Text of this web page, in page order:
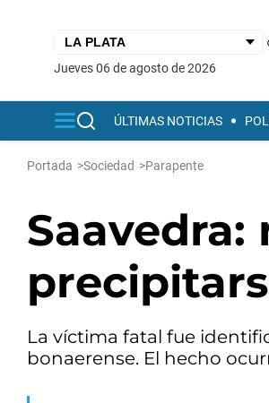
jueves 06 de agosto de 2026
ÚLTIMAS NOTICIAS
Portada >Sociedad >Parapente
La víctima fatal fue
bonaerense. El hecho